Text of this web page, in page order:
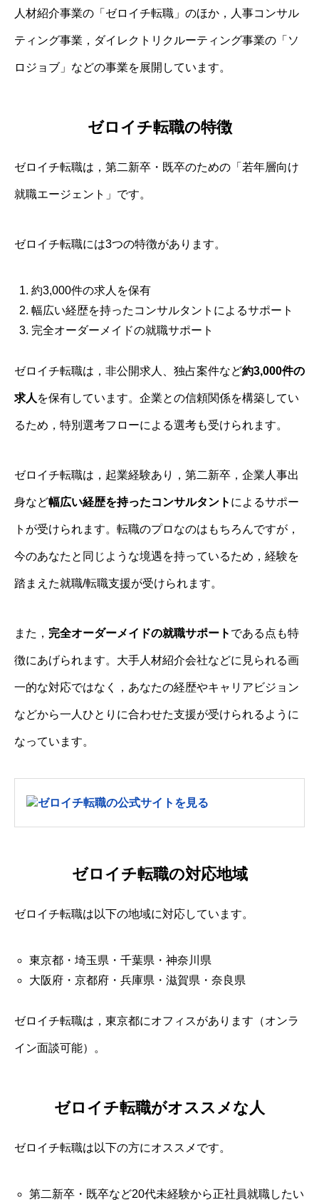
人材紹介事業の「ゼロイチ転職」のほか，人事コンサル
ティング事業，ダイレクトリクルーティング事業の「ソ
ロジョブ」などの事業を展開しています。
ゼロイチ転職の特徴
ゼロイチ転職は，第二新卒・既卒のための「若年層向け
就職エージェント」です。
ゼロイチ転職には3つの特徴があります。
約3,000件の求人を保有
幅広い経歴を持ったコンサルタントによるサポート
完全オーダーメイドの就職サポート
ゼロイチ転職は，非公開求人、独占案件など約3,000件の
求人 を保有しています。企業との信頼関係を構築してい
るため，特別選考フローによる選考も受けられます。
ゼロイチ転職は，起業経験あり，第二新卒，企業人事出
身など幅広い経歴を持ったコンサルタント によるサポー
トが受けられます。転職のプロなのはもちろんですが，
今のあなたと同じような境遇を持っているため，経験を
踏まえた就職/転職支援が受けられます。
また， 完全オーダーメイドの就職サポート である点も特
徴にあげられます。大手人材紹介会社などに見られる画
一的な対応ではなく，あなたの経歴やキャリアビジョン
などから一人ひとりに合わせた支援が受けられるように
なっています。
ゼロイチ転職の公式サイトを見る
ゼロイチ転職の対応地域
ゼロイチ転職は以下の地域に対応しています。
東京都・埼玉県・千葉県・神奈川県
大阪府・京都府・兵庫県・滋賀県・奈良県
ゼロイチ転職は，東京都にオフィスがあります（オンラ
イン面談可能）。
ゼロイチ転職がオススメな人
ゼロイチ転職は以下の方にオススメです。
第二新卒・既卒など20代未経験から正社員就職したい